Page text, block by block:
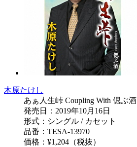
木原たけし
あぁ人生峠 Coupling With 偲ぶ酒
発売日：2019年10月16日
形式：シングル / カセット
品番：TESA-13970
価格：¥1,204（税抜）